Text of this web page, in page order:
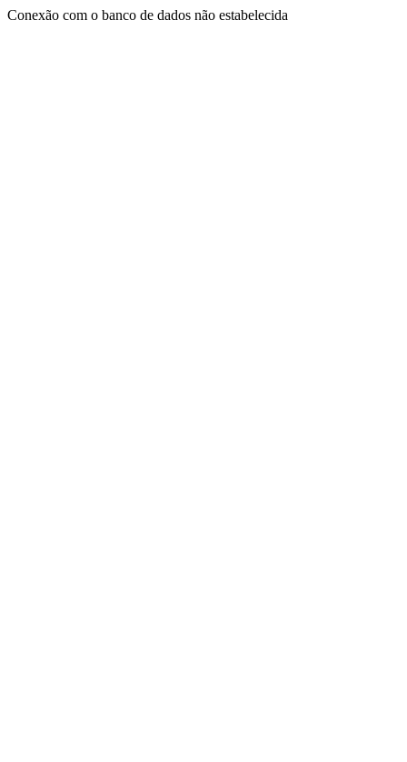
Conexão com o banco de dados não estabelecida